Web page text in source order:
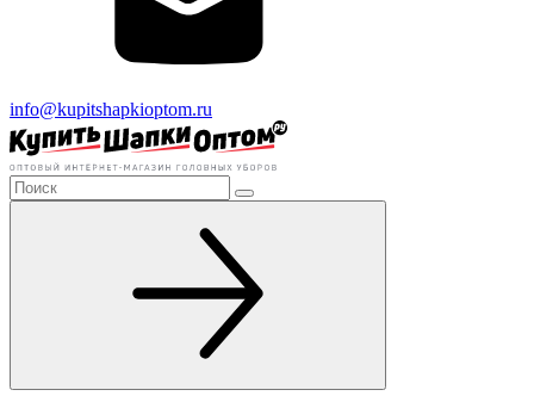
info@kupitshapkioptom.ru